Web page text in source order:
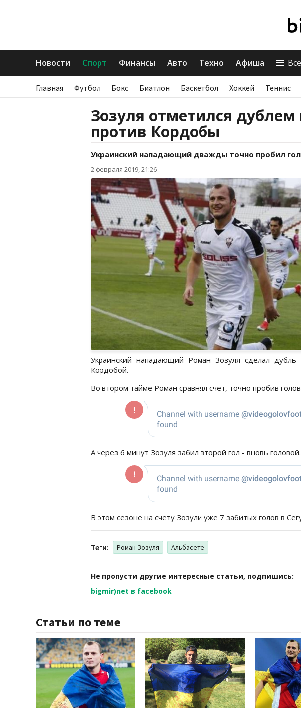
Новости Спорт Финансы Авто Техно Афиша
Главная Футбол Бокс Биатлон Баскетбол Хоккей Теннис
Зозуля отметился дублем
против Кордобы
Украинский нападающий дважды точно пробил
2 февраля 2019, 21:26
Украинский нападающий Роман Зозуля сделал дубль
Кордобой.
Во втором тайме Роман сравнял счет, точно пробив
А через 6 минут Зозуля забил второй гол - вновь головой.
В этом сезоне на счету Зозули уже 7 забитых голов в
Теги: Роман Зозуля Альбасете
Не пропусти другие интересные статьи, подпишись:
bigmir)net в facebook
Статьи по теме